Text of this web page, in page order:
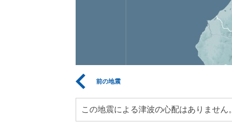
前の地震
この地震による津波の心配はありません。